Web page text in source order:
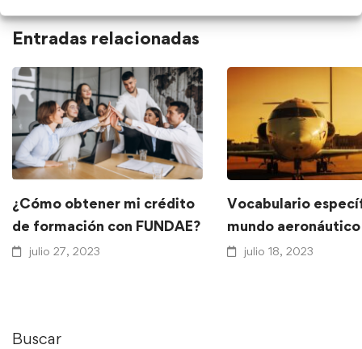
Entradas relacionadas
¿Cómo obtener mi crédito
de formación con FUNDAE?
julio 27, 2023
Vocabulario
mundo aeronáutico
julio 18, 2023
Buscar